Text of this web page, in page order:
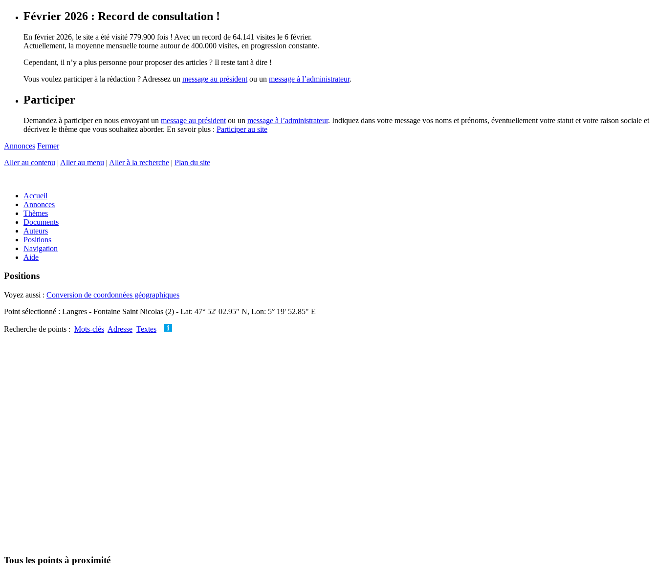
Février 2026 : Record de consultation !
En février 2026, le site a été visité 779.900 fois ! Avec un record de 64.141 visites le 6 février.
Actuellement, la moyenne mensuelle tourne autour de 400.000 visites, en progression constante.
Cependant, il n’y a plus personne pour proposer des articles ? Il reste tant à dire !
Vous voulez participer à la rédaction ? Adressez un message au président ou un message à l’administrateur.
Participer
Demandez à participer en nous envoyant un message au président ou un message à l’administrateur. Indiquez dans votre message vos noms et prénoms, éventuellement votre statut et votre raison sociale et
décrivez le thème que vous souhaitez aborder. En savoir plus : Participer au site
Annonces Fermer
Aller au contenu | Aller au menu | Aller à la recherche | Plan du site
Accueil
Annonces
Thèmes
Documents
Auteurs
Positions
Navigation
Aide
Positions
Voyez aussi : Conversion de coordonnées géographiques
Point sélectionné : Langres - Fontaine Saint Nicolas (2) - Lat: 47° 52' 02.95" N, Lon: 5° 19' 52.85" E
Recherche de points : Mots-clés Adresse Textes
Tous les points à proximité